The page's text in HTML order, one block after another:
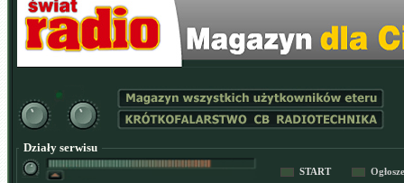
Działy serwisu
START